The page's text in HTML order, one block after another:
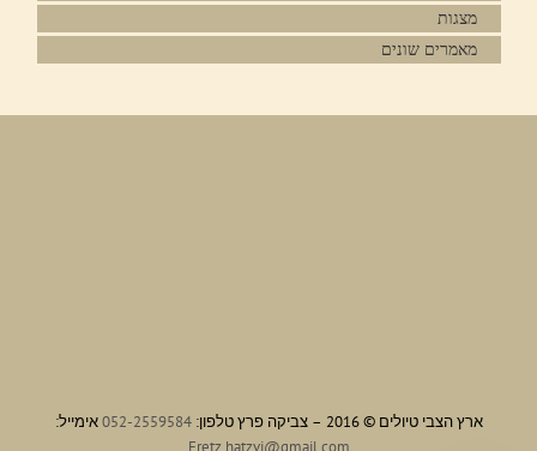
מצגות
מאמרים שונים
ארץ הצבי טיולים © 2016 – צביקה פרץ טלפון: 052-2559584אימייל:
Eretz.hatzvi@gmail.com